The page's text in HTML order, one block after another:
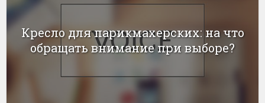
Кресло для парикмахерских: на что
обращать внимание при выборе?